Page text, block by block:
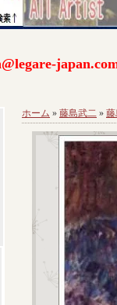
ホーム » 藤島武二 »